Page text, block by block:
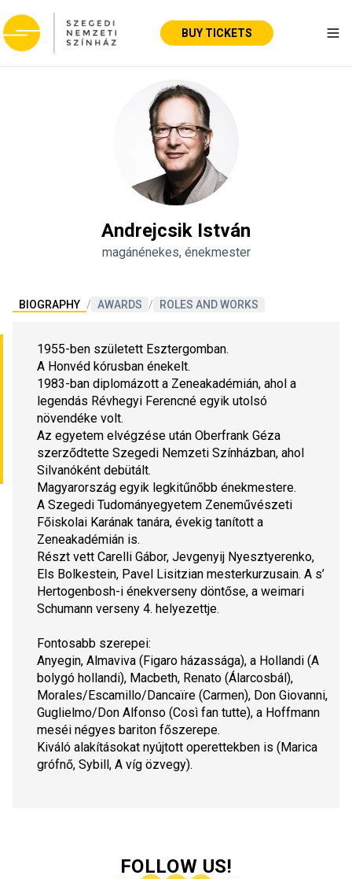
BUY TICKETS
Andrejcsik István
magánénekes, énekmester
BIOGRAPHY / AWARDS / ROLES AND WORKS
1955-ben született Esztergomban.
A Honvéd kórusban énekelt.
1983-ban diplomázott a Zeneakadémián, ahol a
legendás Révhegyi Ferencné egyik utolsó
növendéke volt.
Az egyetem elvégzése után Oberfrank Géza
szerződtette Szegedi Nemzeti Színházban, ahol
Silvanóként debütált.
Magyarország egyik legkitűnőbb énekmestere.
A Szegedi Tudományegyetem Zeneművészeti
Főiskolai Karának tanára, évekig tanított a
Zeneakadémián is.
Részt vett Carelli Gábor, Jevgenyij Nyesztyerenko,
Els Bolkestein, Pavel Lisitzian mesterkurzusain. A s’
Hertogenbosh-i énekverseny döntőse, a weimari
Schumann verseny 4. helyezettje.
Fontosabb szerepei:
Anyegin, Almaviva ( Figaro házassága), a Hollandi (A
bolygó hollandi), Macbeth, Renato (Álarcosbál ),
Morales/Escamillo/Dancaïre (Carmen), Don Giovanni,
Guglielmo/Don Alfonso (Così fan tutte), a Hoffmann
meséi négyes bariton főszerepe.
Kiváló alakításokat nyújtott operettekben is ( Marica
grófnő, Sybill, A víg özvegy).
FOLLOW US!